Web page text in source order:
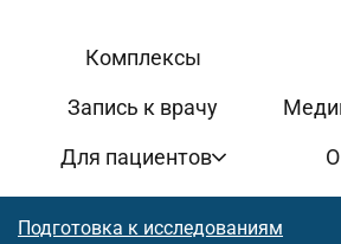
Комплексы
Запись к врачу
Для пациентов
Подготовка к исследованиям